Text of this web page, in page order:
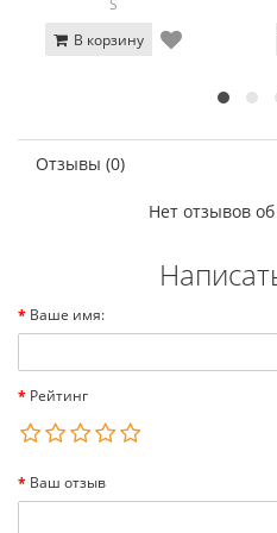
В корзину
Отзывы (0)
Нет отзывов
Ваше имя:
Рейтинг
Ваш отзыв